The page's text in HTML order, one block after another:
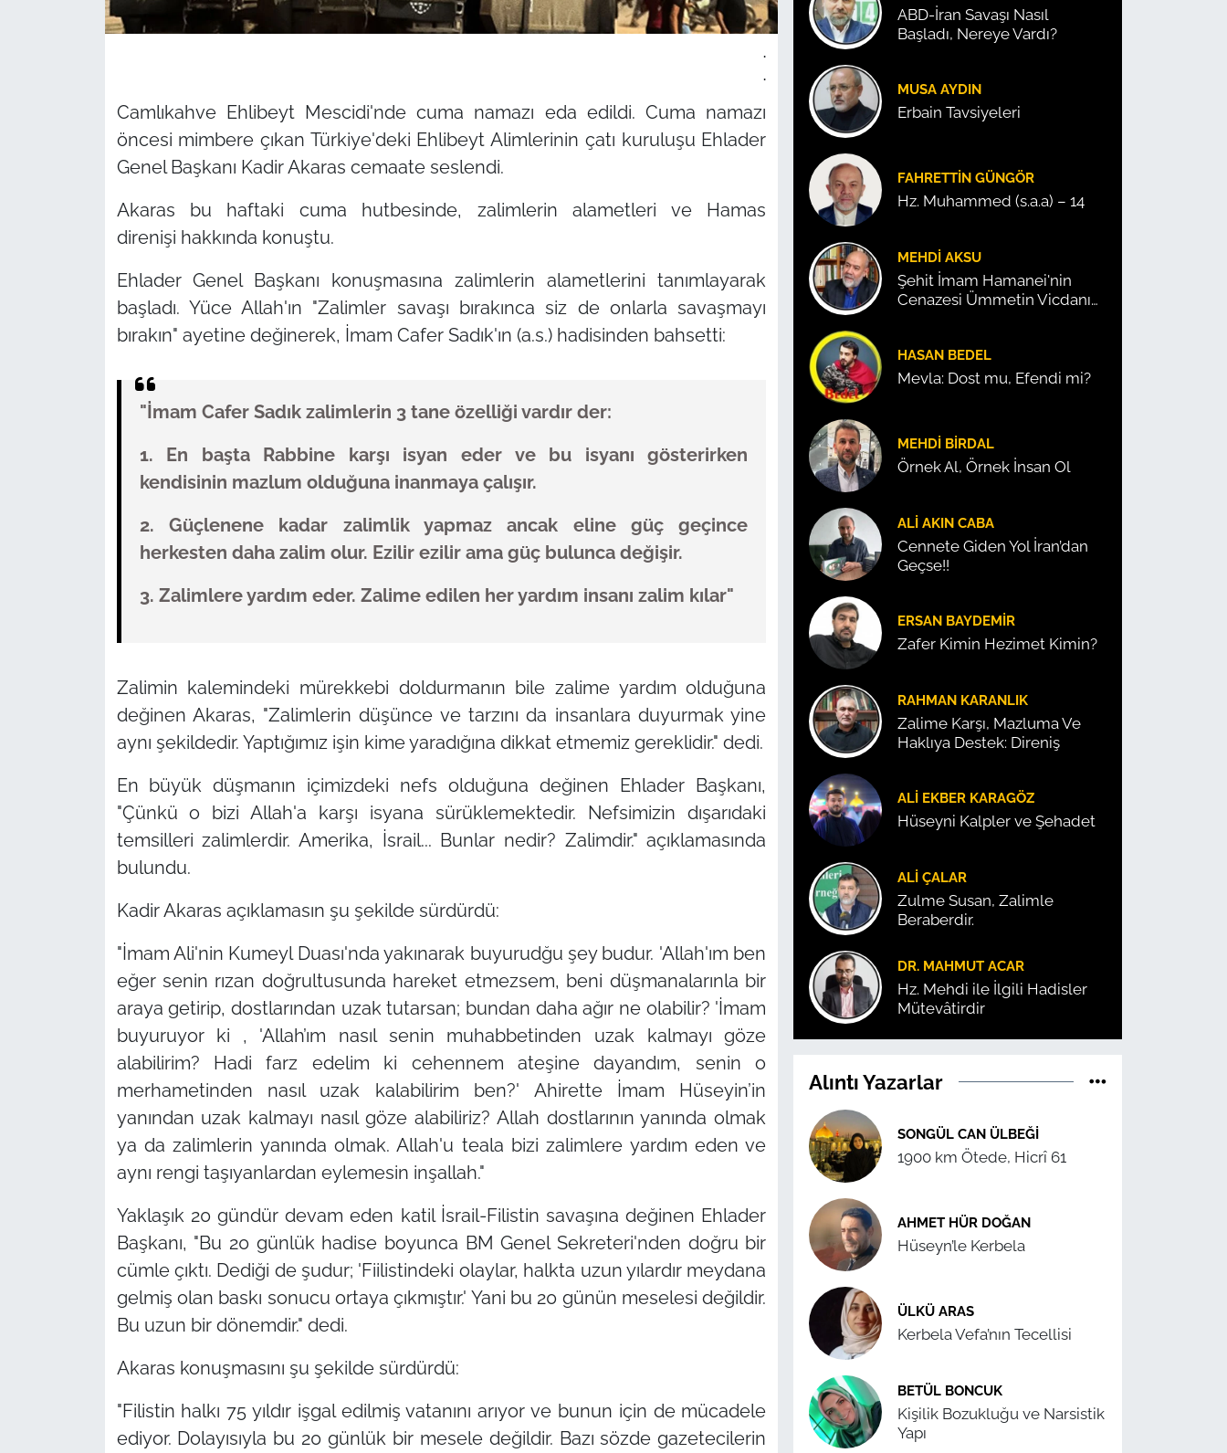
.
.
Camlıkahve Ehlibeyt Mescidi'nde cuma namazı eda edildi. Cuma namazı
öncesi mimbere çıkan Türkiye'deki Ehlibeyt Alimlerinin çatı kuruluşu Ehlader
Genel Başkanı Kadir Akaras cemaate seslendi.
Akaras bu haftaki cuma hutbesinde, zalimlerin alametleri ve Hamas
direnişi hakkında konuştu.
Ehlader Genel Başkanı konuşmasına zalimlerin alametlerini tanımlayarak
başladı. Yüce Allah'ın "Zalimler savaşı bırakınca siz de onlarla savaşmayı
bırakın" ayetine değinerek, İmam Cafer Sadık'ın (a.s.) hadisinden bahsetti:
"İmam Cafer Sadık zalimlerin 3 tane özelliği vardır der:
1. En başta Rabbine karşı isyan eder ve bu isyanı gösterirken
kendisinin mazlum olduğuna inanmaya çalışır.
2. Güçlenene kadar zalimlik yapmaz ancak eline güç geçince
herkesten daha zalim olur. Ezilir ezilir ama güç bulunca değişir.
3. Zalimlere yardım eder. Zalime edilen her yardım insanı zalim kılar"
Zalimin kalemindeki mürekkebi doldurmanın bile zalime yardım olduğuna
değinen Akaras, "Zalimlerin düşünce ve tarzını da insanlara duyurmak yine
aynı şekildedir. Yaptığımız işin kime yaradığına dikkat etmemiz gereklidir." dedi.
En büyük düşmanın içimizdeki nefs olduğuna değinen Ehlader Başkanı,
"Çünkü o bizi Allah'a karşı isyana sürüklemektedir. Nefsimizin dışarıdaki
temsilleri zalimlerdir. Amerika, İsrail... Bunlar nedir? Zalimdir." açıklamasında
bulundu.
Kadir Akaras açıklamasın şu şekilde sürdürdü:
"İmam Ali'nin Kumeyl Duası'nda yakınarak buyurudğu şey budur. 'Allah'ım ben
eğer senin rızan doğrultusunda hareket etmezsem, beni düşmanalarınla bir
araya getirip, dostlarından uzak tutarsan; bundan daha ağır ne olabilir? 'İmam
buyuruyor ki , 'Allah’ım nasıl senin muhabbetinden uzak kalmayı göze
alabilirim? Hadi farz edelim ki cehennem ateşine dayandım, senin o
merhametinden nasıl uzak kalabilirim ben?' Ahirette İmam Hüseyin’in
yanından uzak kalmayı nasıl göze alabiliriz? Allah dostlarının yanında olmak
ya da zalimlerin yanında olmak. Allah'u teala bizi zalimlere yardım eden ve
aynı rengi taşıyanlardan eylemesin inşallah."
Yaklaşık 20 gündür devam eden katil İsrail-Filistin savaşına değinen Ehlader
Başkanı, "Bu 20 günlük hadise boyunca BM Genel Sekreteri'nden doğru bir
cümle çıktı. Dediği de şudur; 'Fiilistindeki olaylar, halkta uzun yılardır meydana
gelmiş olan baskı sonucu ortaya çıkmıştır.' Yani bu 20 günün meselesi değildir.
Bu uzun bir dönemdir." dedi.
Akaras konuşmasını şu şekilde sürdürdü:
"Filistin halkı 75 yıldır işgal edilmiş vatanını arıyor ve bunun için de mücadele
ediyor. Dolayısıyla bu 20 günlük bir mesele değildir. Bazı sözde gazetecilerin
ABD-İran Savaşı Nasıl
Başladı, Nereye Vardı?
MUSA AYDIN
Erbain Tavsiyeleri
FAHRETTIN GÜNGÖR
Hz. Muhammed (s.a.a) – 14
MEHDI AKSU
Şehit İmam Hamanei'nin
Cenazesi Ümmetin Vicdanını
HASAN BEDEL
Mevla: Dost mu, Efendi mi?
MEHDI BIRDAL
Örnek Al, Örnek İnsan Ol
ALI AKIN CABA
Cennete Giden Yol İran’dan
Geçse!!
ERSAN BAYDEMIR
Zafer Kimin Hezimet Kimin?
RAHMAN KARANLIK
Zalime Karşı, Mazluma Ve
Haklıya Destek: Direniş
ALI EKBER KARAGÖZ
Hüseyni Kalpler ve Şehadet
ALI ÇALAR
Zulme Susan, Zalimle
Beraberdir.
DR. MAHMUT ACAR
Hz. Mehdi ile İlgili Hadisler
Mütevâtirdir
Alıntı Yazarlar
SONGÜL CAN ÜLBEĞI
1900 km Ötede, Hicrî 61
AHMET HÜR DOĞAN
Hüseyn’le Kerbela
ÜLKÜ ARAS
Kerbela Vefa’nın Tecellisi
BETÜL BONCUK
Kişilik Bozukluğu ve Narsistik
Yapı